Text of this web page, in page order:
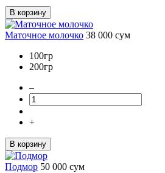
В корзину
Маточное молочко 38 000 сум
100гр
200гр
–
+
В корзину
Подмор 50 000 сум